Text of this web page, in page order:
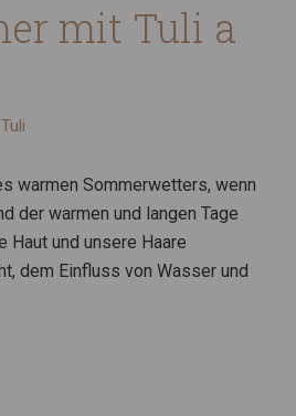
mit Tuli a
warmen Sommerwetters, wenn
der warmen und langen Tage
und unsere Haare
dem Einfluss von Wasser und